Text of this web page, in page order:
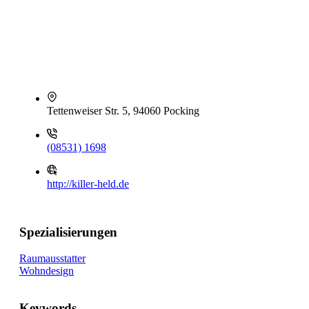
Tettenweiser Str. 5, 94060 Pocking
(08531) 1698
http://killer-held.de
Spezialisierungen
Raumausstatter
Wohndesign